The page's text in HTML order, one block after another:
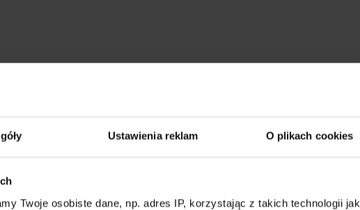
Ustawienia reklam O plikach cookies
Twoje osobiste dane, np. adres IP, korzystając z takich technologii jak